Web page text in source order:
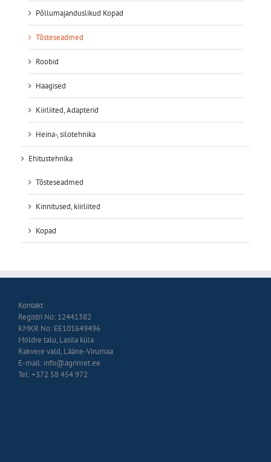
Põllumajanduslikud Kopad
Tõsteseadmed
Roobid
Haagised
Kiirliited, Adapterid
Heina-, silotehnika
Ehitustehnika
Tõsteseadmed
Kinnitused, kiirliited
Kopad
Kontakt:
Registri No: 12441382
KMKR No: EE101649496
Möldre talu, Lasila küla
Rakvere vald, Lääne-Virumaa
E-mail: info@agrimet.ee
Tel: +372 58 454 972